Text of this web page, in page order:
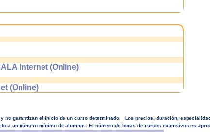
Internet (Online)
(Online)
no garantizan el inicio de un curso determinado. Los precios, duración,
un número mínimo de alumnos. El número de horas de cursos extensivos es